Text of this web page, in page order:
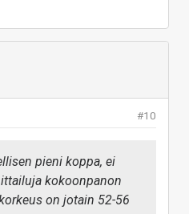
#10
pieni koppa, ei
kokoonpanon
on jotain 52-56